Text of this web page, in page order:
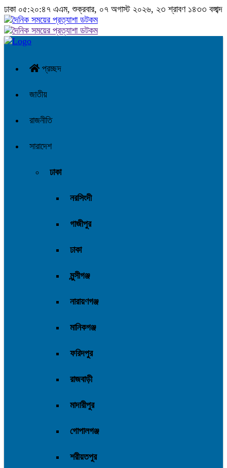
ঢাকা ০৫:২০:৪৮ এএম, শুক্রবার, ০৭ অগাস্ট ২০২৬, ২৩ শ্রাবণ ১৪৩৩ বঙ্গাব্দ
প্রচ্ছদ
জাতীয়
রাজনীতি
সারাদেশ
ঢাকা
নরসিংদী
গাজীপুর
ঢাকা
মুন্সীগঞ্জ
নারায়ণগঞ্জ
মানিকগঞ্জ
ফরিদপুর
রাজবাড়ী
মাদারীপুর
গোপালগঞ্জ
শরীয়তপুর